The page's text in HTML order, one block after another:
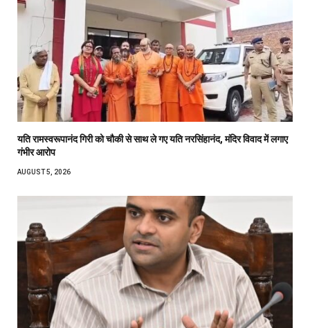
यति रामस्वरूपानंद गिरी को चौकी से साथ ले गए यति नरसिंहानंद, मंदिर विवाद में लगाए
गंभीर आरोप
AUGUST 5, 2026